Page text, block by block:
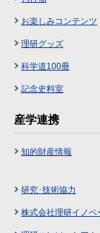
お楽しみコンテンツ
理研グッズ
科学道100冊
記念史料室
産学連携
知的財産情報
研究･技術協力
株式会社理研イノベ